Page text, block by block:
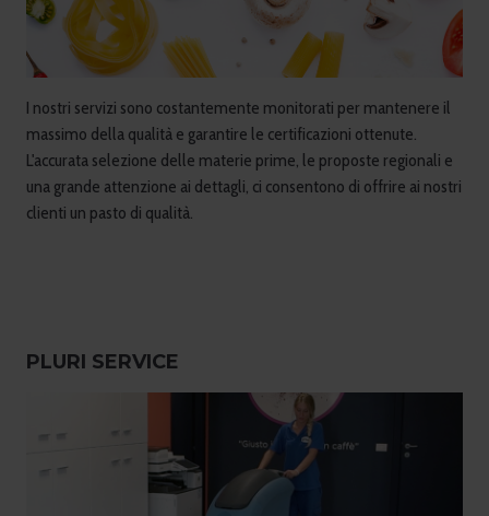
I nostri servizi sono costantemente monitorati per mantenere il
massimo della qualità e garantire le certificazioni ottenute.
L'accurata selezione delle materie prime, le proposte regionali e
una grande attenzione ai dettagli, ci consentono di offrire ai nostri
clienti un pasto di qualità.
PLURI SERVICE